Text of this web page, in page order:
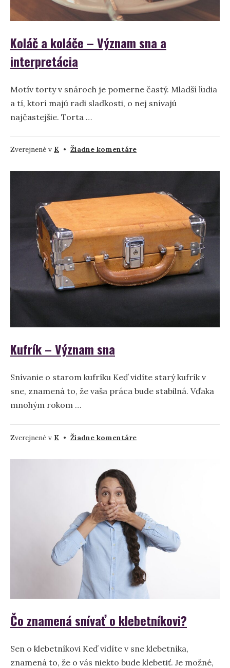
Koláč a koláče – Význam sna a
interpretácia
Motív torty v snároch je pomerne častý. Mladší ľudia
a tí, ktorí majú radi sladkosti, o nej snívajú
najčastejšie. Torta …
Zverejnené v K • Žiadne komentárena
a
–
Význam
sna
a
interpretácia
Kufrík – Význam sna
Snívanie o starom kufríku Keď vidíte starý kufrík v
sne, znamená to, že vaša práca bude stabilná. Vďaka
mnohým rokom …
Zverejnené v K • Žiadne komentárena
Čo znamená snívať o klebetníkovi?
Sen o klebetníkovi Keď vidíte v sne klebetníka,
znamená to, že o vás niekto bude klebetiť. Je možné,